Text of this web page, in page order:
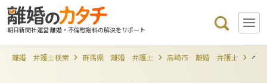
朝日新聞社運営 離婚・不倫慰謝料の解決をサポート
離婚 弁護士検索 群馬県 離婚 弁護士 高崎市 離婚 弁護士 ベ